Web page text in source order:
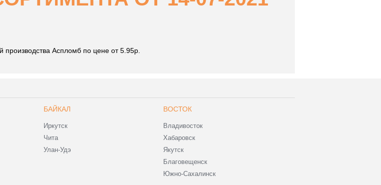
Аспломб по цене от 5.95р.
БАЙКАЛ
Иркутск
Чита
Улан-Удэ
ВОСТОК
Владивосток
Хабаровск
Якутск
Благовещенск
Южно-Сахалинск